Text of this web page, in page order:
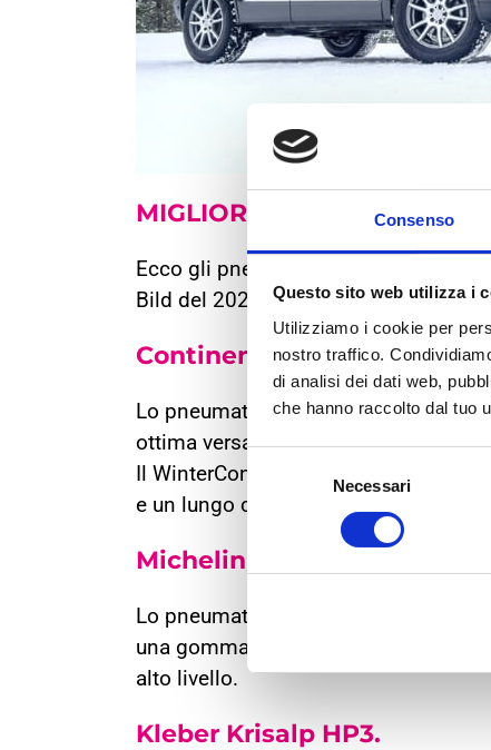
Consenso
Questo sito web utilizza i
Utilizziamo i cookie per
nostro traffico.
di analisi dei dati web,
che hanno raccolto dal tuo
consenso
Necessari
MIGLIORI PNEUMATICI
Ecco gli pneumatici invernali che si
Bild del 2021.
Continental WinterContact
Lo pneumatico invernale di
ottima versatilità, offrendo sicurezza
Il WinterContact TS870 garantisce
e un lungo chilometraggio.
Michelin Alpin 6
Lo pneumatico della casa francese
una gomma estremamente
alto livello.
Kleber Krisalp HP3.